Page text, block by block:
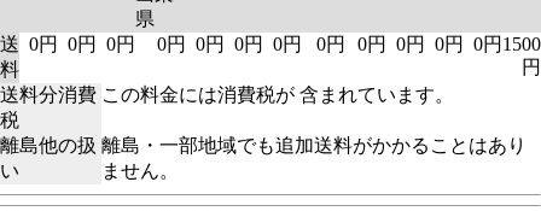
県
送
料
0円 0円 0円 0円 0円 0円 0円 0円 0円 0円 0円 0円 1500
円
送料分消費
税
この料金には消費税が 含まれています。
離島他の扱
い
離島・一部地域でも追加送料がかかることはあり
ません。